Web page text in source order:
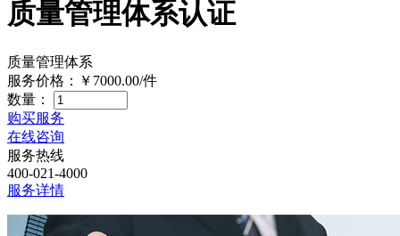
质量管理体系认证
质量管理体系
服务价格：
￥7000.00/件
数量：
购买服务
在线咨询
服务热线
400-021-4000
服务详情